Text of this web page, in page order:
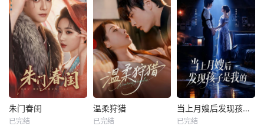
朱门春闺
已完结
温柔狩猎
已完结
当上月嫂后发现孩子是我的
已完结